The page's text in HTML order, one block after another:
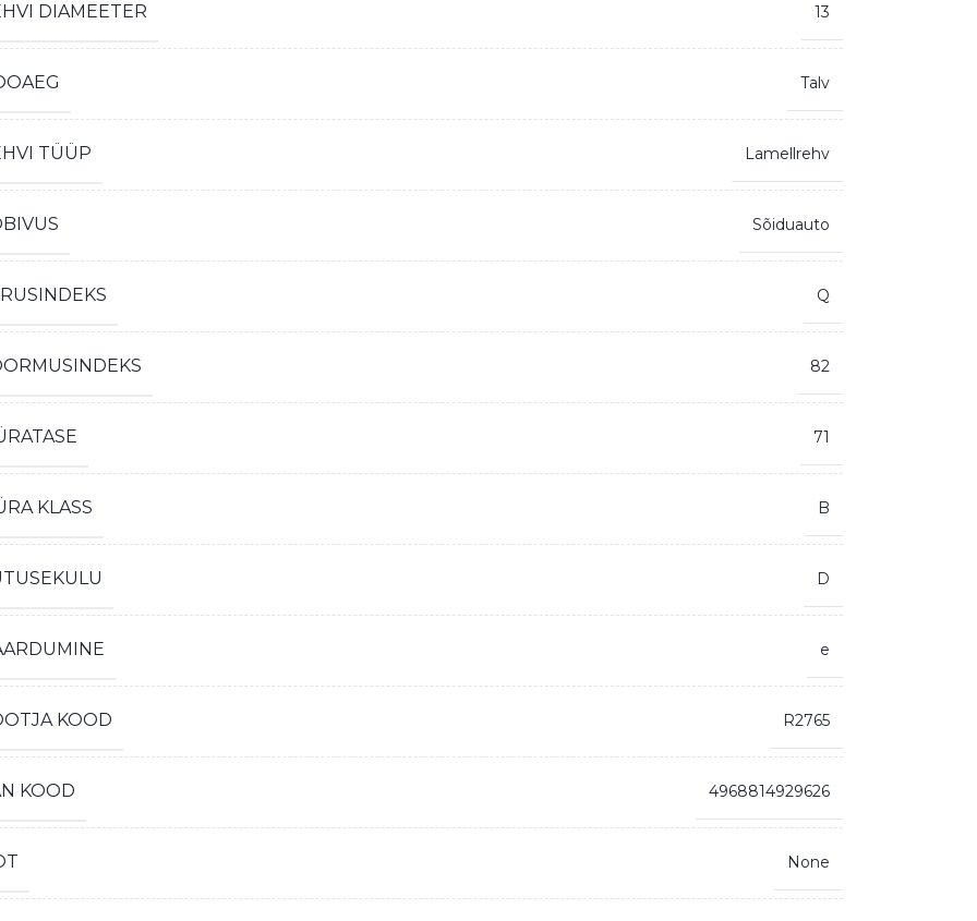
DIAMEETER 13
Talv
TÜÜP Lamellrehv
Sõiduauto
Q
82
71
KLASS B
D
e
KOOD R2765
KOOD 4968814929626
None